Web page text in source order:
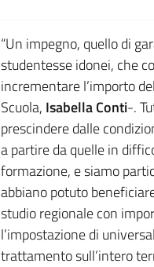
“Un impegno, quello di
studentesse idonei, che
incrementare l’importo
Scuola, Isabella Conti-.
prescindere dalle
a partire da quelle in
formazione, e siamo
abbiano potuto
studio regionale con
l’impostazione di
trattamento sull’intero